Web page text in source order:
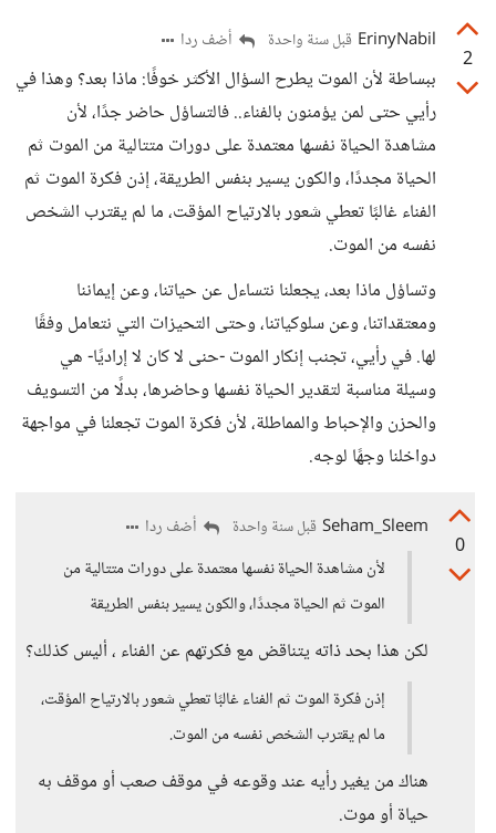
2
ErinyNabil قبل سنة واحدة أضف ردا
ببساطة لأن الموت يطرح السؤال الأكثر خوفًا: ماذا بعد؟ وهذا في
رأيي حتى لمن يؤمنون بالفناء.. فالتساؤل حاضر جدًا، لأن
مشاهدة الحياة نفسها معتمدة على دورات متتالية من الموت ثم
الحياة مجددًا، والكون يسير بنفس الطريقة، إذن فكرة الموت ثم
الفناء غالبًا تعطي شعور بالارتياح المؤقت، ما لم يقترب الشخص
نفسه من الموت.
وتساؤل ماذا بعد، يجعلنا نتساءل عن حياتنا، وعن إيماننا
ومعتقداتنا، وعن سلوكياتنا، وحتى التحيزات التي نتعامل وفقًا
لها. في رأيي، تجنب إنكار الموت -حنى لا كان لا إراديًا- هي
وسيلة مناسبة لتقدير الحياة نفسها وحاضرها، بدلًا من التسويف
والحزن والإحباط والمماطلة، لأن فكرة الموت تجعلنا في مواجهة
دواخلنا وجهًا لوجه.
0
Seham_Sleem قبل سنة واحدة
أضف ردا
لأن مشاهدة الحياة نفسها معتمدة على دورات متتالية من
الموت ثم الحياة مجددًا، والكون يسير بنفس الطريقة
لكن هذا بحد ذاته يتناقض مع فكرتهم عن الفناء ، أليس كذلك؟
إذن فكرة الموت ثم الفناء غالبًا تعطي شعور بالارتياح المؤقت،
ما لم يقترب الشخص نفسه من الموت.
هناك من يغير رأيه عند وقوعه في موقف صعب أو موقف به
حياة أو موت.